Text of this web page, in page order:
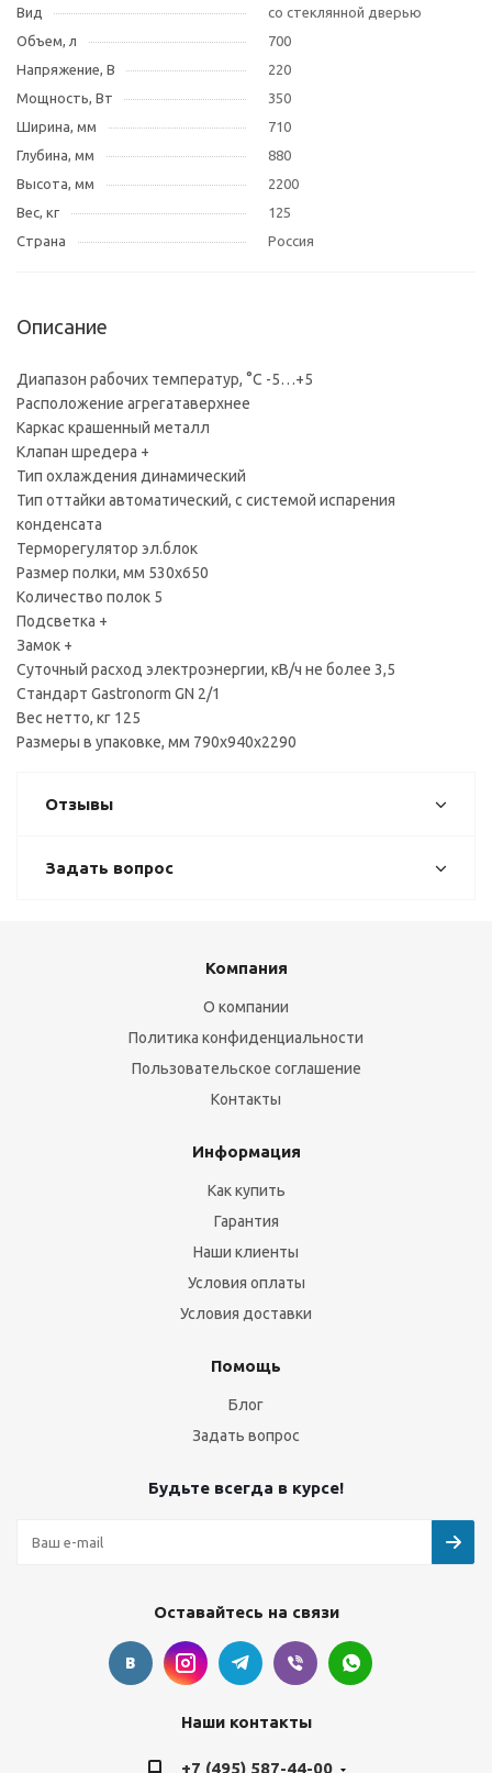
Вид
со стеклянной дверью
Объем, л
700
Напряжение, В
220
Мощность, Вт
350
Ширина, мм
710
Глубина, мм
880
Высота, мм
2200
Вес, кг
125
Страна
Россия
Описание
Диапазон рабочих температур, °C -5…+5
Расположение агрегатаверхнее
Каркас крашенный металл
Клапан шредера +
Тип охлаждения динамический
Тип оттайки автоматический, с системой испарения
конденсата
Терморегулятор эл.блок
Размер полки, мм 530x650
Количество полок 5
Подсветка +
Замок +
Суточный расход электроэнергии, кВ/ч не более 3,5
Стандарт Gastronorm GN 2/1
Вес нетто, кг 125
Размеры в упаковке, мм 790х940х2290
Отзывы
Задать вопрос
Компания
О компании
Политика конфиденциальности
Пользовательское соглашение
Контакты
Информация
Как купить
Гарантия
Наши клиенты
Условия оплаты
Условия доставки
Помощь
Блог
Задать вопрос
Будьте всегда в курсе!
Оставайтесь на связи
Наши контакты
+7 (495) 587-44-00